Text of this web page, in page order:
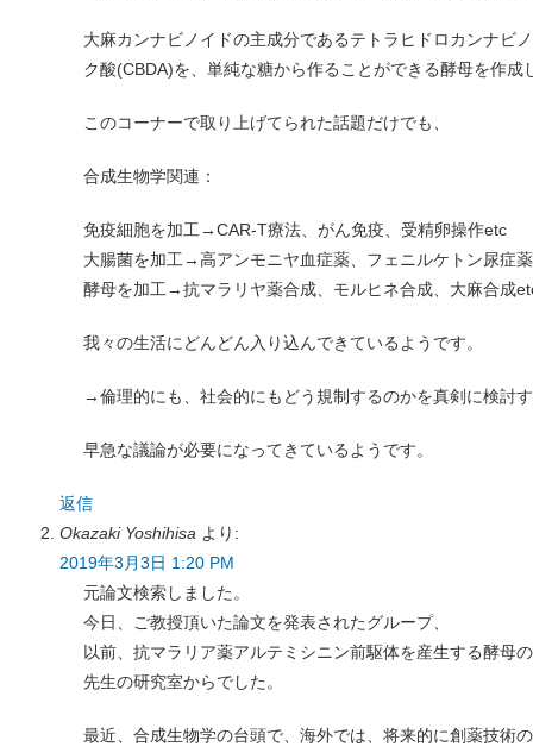
大麻カンナビノイドの主成分であるテトラヒドロカンナビ
ク酸(CBDA)を、単純な糖から作ることができる酵母を作成
このコーナーで取り上げてられた話題だけでも、
合成生物学関連：
免疫細胞を加工→CAR-T療法、がん免疫、受精卵操作etc
大腸菌を加工→高アンモニヤ血症薬、フェニルケトン尿症
酵母を加工→抗マラリヤ薬合成、モルヒネ合成、大麻合成
我々の生活にどんどん入り込んできているようです。
→倫理的にも、社会的にもどう規制するのかを真剣に検討
早急な議論が必要になってきているようです。
返信
Okazaki Yoshihisa より:
2019年3月3日 1:20 PM
元論文検索しました。
今日、ご教授頂いた論文を発表されたグループ、
以前、抗マラリア薬アルテミシニン前駆体を産生する酵母
先生の研究室からでした。
最近、合成生物学の台頭で、海外では、将来的に創薬技術